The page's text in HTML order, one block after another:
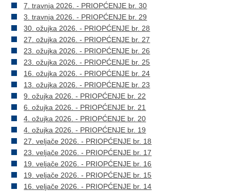
7. travnja 2026. - PRIOPĆENJE br. 30
3. travnja 2026. - PRIOPĆENJE br. 29
30. ožujka 2026. - PRIOPĆENJE br. 28
27. ožujka 2026. - PRIOPĆENJE br. 27
23. ožujka 2026. - PRIOPĆENJE br. 26
23. ožujka 2026. - PRIOPĆENJE br. 25
16. ožujka 2026. - PRIOPĆENJE br. 24
13. ožujka 2026. - PRIOPĆENJE br. 23
9. ožujka 2026. - PRIOPĆENJE br. 22
6. ožujka 2026. - PRIOPĆENJE br. 21
4. ožujka 2026. - PRIOPĆENJE br. 20
4. ožujka 2026. - PRIOPĆENJE br. 19
27. veljače 2026. - PRIOPĆENJE br. 18
23. veljače 2026. - PRIOPĆENJE br. 17
19. veljače 2026. - PRIOPĆENJE br. 16
19. veljače 2026. - PRIOPĆENJE br. 15
16. veljače 2026. - PRIOPĆENJE br. 14